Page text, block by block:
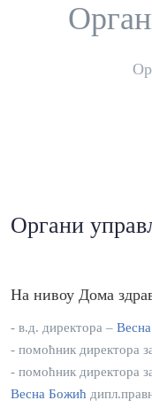
Органи
На нивоу Дома
- в.д. директора –
- помоћник директора
- помоћник директора
Весна Божић